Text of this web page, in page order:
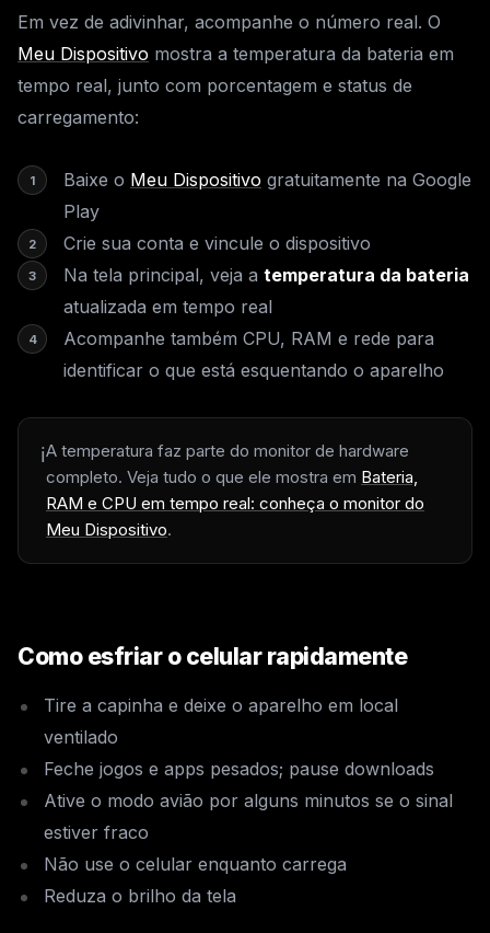
Em vez de adivinhar, acompanhe o número real. O
Meu Dispositivo mostra a temperatura da bateria em
tempo real, junto com porcentagem e status de
carregamento:
Baixe o Meu Dispositivo gratuitamente na Google
Play
Crie sua conta e vincule o dispositivo
Na tela principal, veja a temperatura da bateria
atualizada em tempo real
Acompanhe também CPU, RAM e rede para
identificar o que está esquentando o aparelho
ℹ️A temperatura faz parte do monitor de hardware
completo. Veja tudo o que ele mostra em Bateria,
RAM e CPU em tempo real: conheça o monitor do
Meu Dispositivo.
Como esfriar o celular rapidamente
Tire a capinha e deixe o aparelho em local
ventilado
Feche jogos e apps pesados; pause downloads
Ative o modo avião por alguns minutos se o sinal
estiver fraco
Não use o celular enquanto carrega
Reduza o brilho da tela